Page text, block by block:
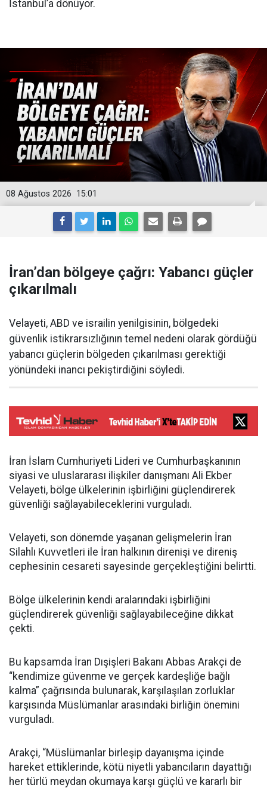
İstanbul’a dönüyor.
15:01
08 Ağustos 2026
İran’dan bölgeye çağrı: Yabancı güçler
çıkarılmalı
Velayeti, ABD ve israilin yenilgisinin, bölgedeki
güvenlik istikrarsızlığının temel nedeni olarak gördüğü
yabancı güçlerin bölgeden çıkarılması gerektiği
yönündeki inancı pekiştirdiğini söyledi.
İran İslam Cumhuriyeti Lideri ve Cumhurbaşkanının
siyasi ve uluslararası ilişkiler danışmanı Ali Ekber
Velayeti, bölge ülkelerinin işbirliğini güçlendirerek
güvenliği sağlayabileceklerini vurguladı.
Velayeti, son dönemde yaşanan gelişmelerin İran
Silahlı Kuvvetleri ile İran halkının direnişi ve direniş
cephesinin cesareti sayesinde gerçekleştiğini belirtti.
Bölge ülkelerinin kendi aralarındaki işbirliğini
güçlendirerek güvenliği sağlayabileceğine dikkat
çekti.
Bu kapsamda İran Dışişleri Bakanı Abbas Arakçi de
“kendimize güvenme ve gerçek kardeşliğe bağlı
kalma” çağrısında bulunarak, karşılaşılan zorluklar
karşısında Müslümanlar arasındaki birliğin önemini
vurguladı.
Arakçi, “Müslümanlar birleşip dayanışma içinde
hareket ettiklerinde, kötü niyetli yabancıların dayattığı
her türlü meydan okumaya karşı güçlü ve kararlı bir